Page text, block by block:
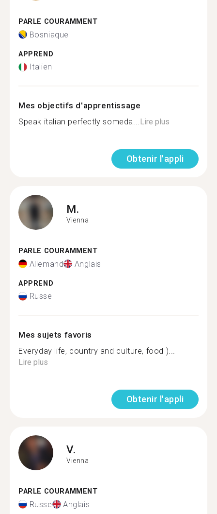
PARLE COURAMMENT
Bosniaque
APPREND
Italien
Mes objectifs d'apprentissage
Speak italian perfectly someda...Lire plus
Obtenir l'appli
M.
Vienna
PARLE COURAMMENT
Allemand Anglais
APPREND
Russe
Mes sujets favoris
Everyday life, country and culture, food )...
Lire plus
Obtenir l'appli
V.
Vienna
PARLE COURAMMENT
Russe Anglais